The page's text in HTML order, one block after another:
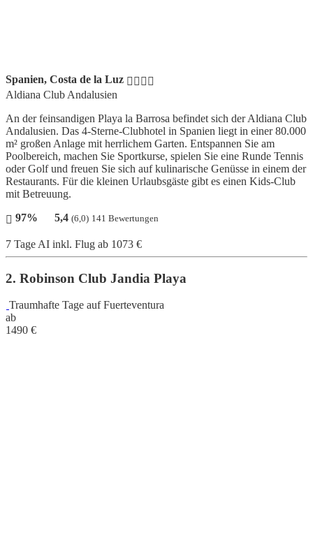
Spanien, Costa de la Luz
Aldiana Club Andalusien
An der feinsandigen Playa la Barrosa befindet sich der Aldiana Club
Andalusien. Das 4-Sterne-Clubhotel in Spanien liegt in einer 80.000
m² großen Anlage mit herrlichem Garten. Entspannen Sie am
Poolbereich, machen Sie Sportkurse, spielen Sie eine Runde Tennis
oder Golf und freuen Sie sich auf kulinarische Genüsse in einem der
Restaurants. Für die kleinen Urlaubsgäste gibt es einen Kids-Club
mit Betreuung.
97%
5,4 (6,0) 141 Bewertungen
7 Tage AI inkl. Flug ab 1073 €
2. Robinson Club Jandia Playa
Traumhafte Tage auf Fuerteventura
ab
1490 €